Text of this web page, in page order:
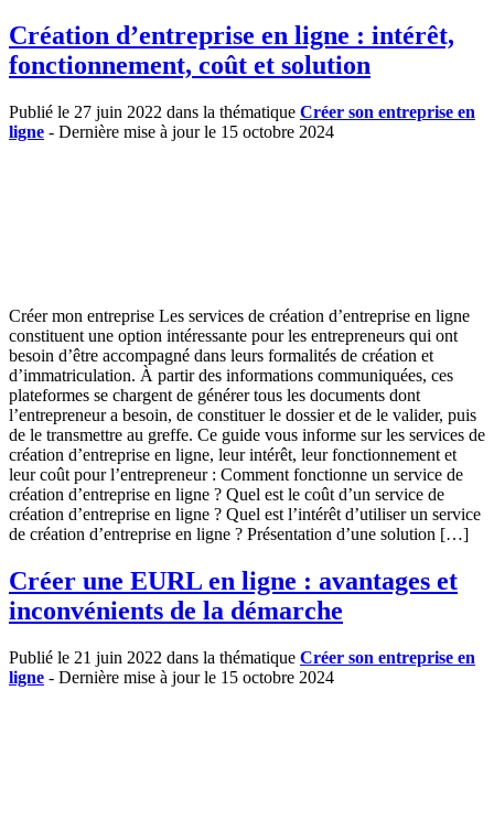
Création d’entreprise en ligne : intérêt,
fonctionnement, coût et solution
Publié le 27 juin 2022 dans la thématique Créer son entreprise en
ligne - Dernière mise à jour le 15 octobre 2024
Créer mon entreprise Les services de création d’entreprise en ligne
constituent une option intéressante pour les entrepreneurs qui ont
besoin d’être accompagné dans leurs formalités de création et
d’immatriculation. À partir des informations communiquées, ces
plateformes se chargent de générer tous les documents dont
l’entrepreneur a besoin, de constituer le dossier et de le valider, puis
de le transmettre au greffe. Ce guide vous informe sur les services de
création d’entreprise en ligne, leur intérêt, leur fonctionnement et
leur coût pour l’entrepreneur : Comment fonctionne un service de
création d’entreprise en ligne ? Quel est le coût d’un service de
création d’entreprise en ligne ? Quel est l’intérêt d’utiliser un service
de création d’entreprise en ligne ? Présentation d’une solution […]
Créer une EURL en ligne : avantages et
inconvénients de la démarche
Publié le 21 juin 2022 dans la thématique Créer son entreprise en
ligne - Dernière mise à jour le 15 octobre 2024